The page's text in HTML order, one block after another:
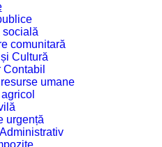
socială
comunitară
Cultură
umane
urgență